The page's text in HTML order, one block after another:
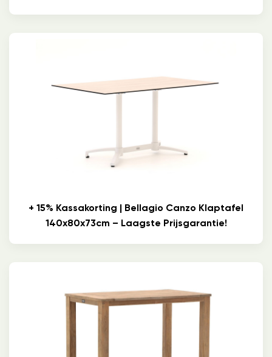
+ 15% Kassakorting | Bellagio Canzo Klaptafel
140x80x73cm – Laagste Prijsgarantie!